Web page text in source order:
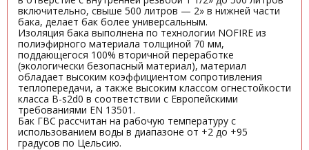
включительно, свыше 500 литров — 2» в нижней части
бака, делает бак более универсальным.
Изоляция бака выполнена по технологии NOFIRE из
полиэфирного материала толщиной 70 мм,
поддающегося 100% вторичной переработке
(экологически безопасный материал), материал
обладает высоким коэффициентом сопротивления
теплопередачи, а также высоким классом огнестойкости
класса B-s2d0 в соответствии с Европейскими
требованиями EN 13501.
Бак ГВС рассчитан на рабочую температуру с
использованием воды в диапазоне от +2 до +95
градусов по Цельсию.